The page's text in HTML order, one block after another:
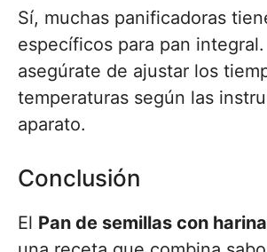
Sí, muchas panificadoras
específicos para pan
asegúrate de ajustar los
temperaturas según las
aparato.
Conclusión
El Pan de semillas con